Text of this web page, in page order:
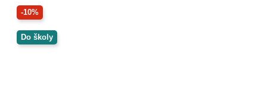
-10%
Do školy